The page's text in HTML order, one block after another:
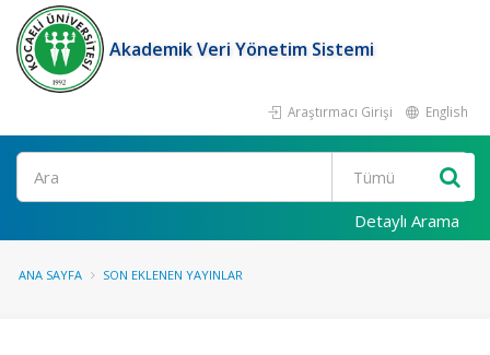
Akademik Veri Yönetim Sistemi
Araştırmacı Girişi English
Ara
Detaylı Arama
ANA SAYFA SON EKLENEN YAYINLAR